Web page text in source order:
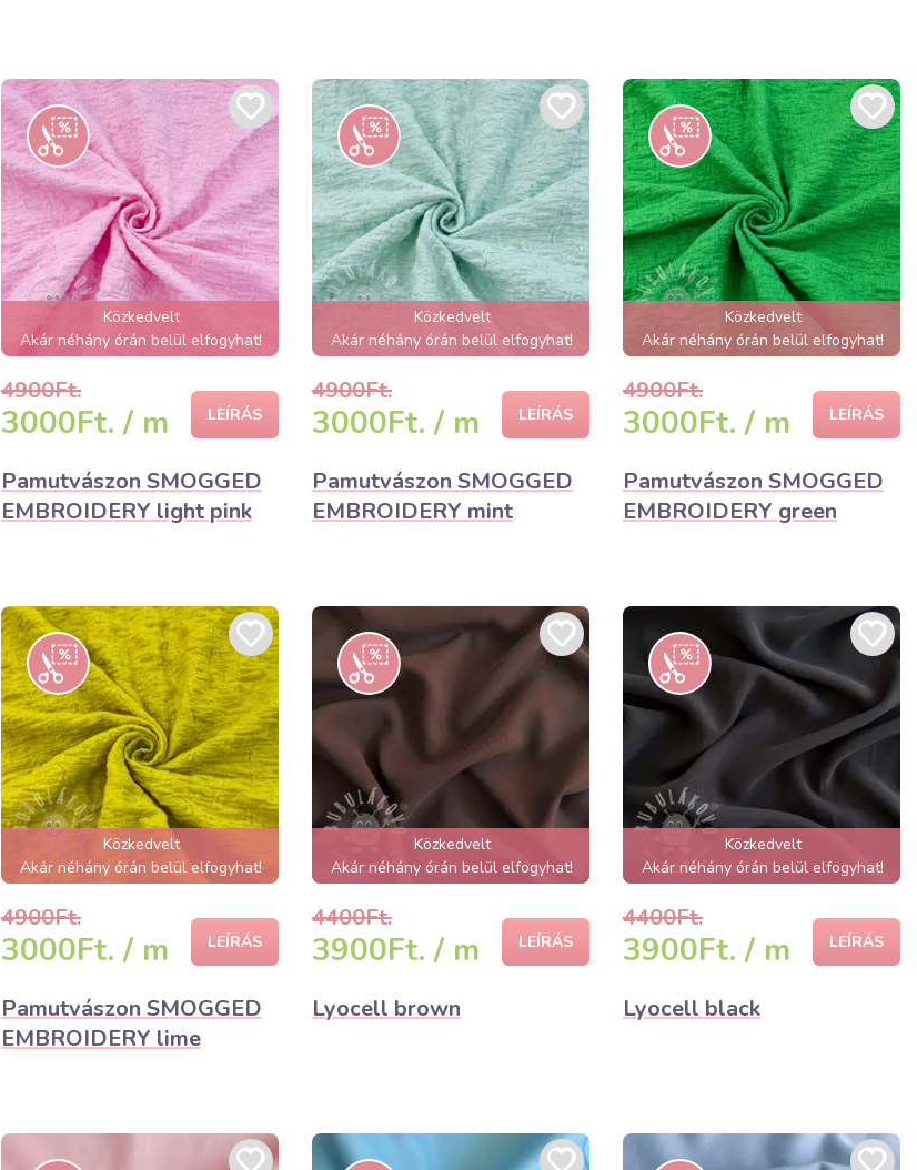
Közkedvelt
Akár néhány órán belül elfogyhat!
4900Ft.
3000Ft. / m LEÍRÁS
Pamutvászon SMOGGED
EMBROIDERY light pink
Közkedvelt
Akár néhány órán belül elfogyhat!
4900Ft.
3000Ft. / m LEÍRÁS
Pamutvászon SMOGGED
EMBROIDERY mint
Közkedvelt
Akár néhány órán belül elfogyhat!
4900Ft.
3000Ft. / m LEÍRÁS
Pamutvászon SMOGGED
EMBROIDERY green
Közkedvelt
Akár néhány órán belül elfogyhat!
4900Ft.
3000Ft. / m LEÍRÁS
Pamutvászon SMOGGED
EMBROIDERY lime
Közkedvelt
Akár néhány órán belül elfogyhat!
4400Ft.
3900Ft. / m LEÍRÁS
Lyocell brown
Közkedvelt
Akár néhány órán belül elfogyhat!
4400Ft.
3900Ft. / m LEÍRÁS
Lyocell black